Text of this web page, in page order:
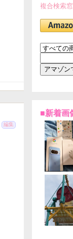
編集
複合検索
■新着画